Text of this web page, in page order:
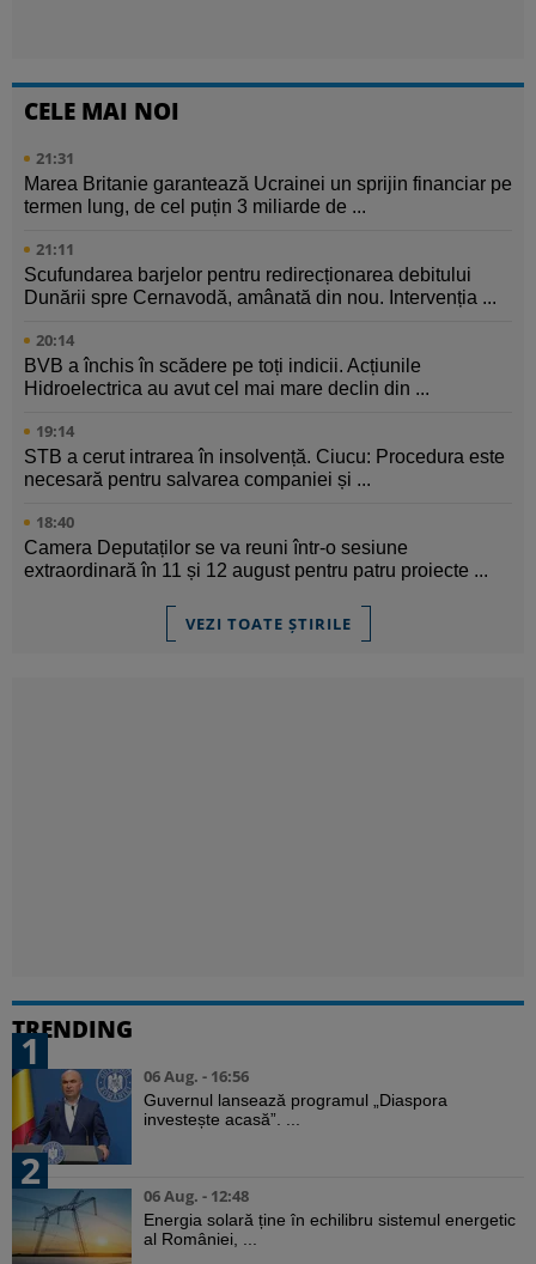
CELE MAI NOI
21:31
Marea Britanie garantează Ucrainei un sprijin financiar pe
termen lung, de cel puțin 3 miliarde de ...
21:11
Scufundarea barjelor pentru redirecționarea debitului
Dunării spre Cernavodă, amânată din nou. Intervenția ...
20:14
BVB a închis în scădere pe toți indicii. Acțiunile
Hidroelectrica au avut cel mai mare declin din ...
19:14
STB a cerut intrarea în insolvență. Ciucu: Procedura este
necesară pentru salvarea companiei și ...
18:40
Camera Deputaților se va reuni într-o sesiune
extraordinară în 11 și 12 august pentru patru proiecte ...
VEZI TOATE ȘTIRILE
TRENDING
1
06 Aug. - 16:56
Guvernul lansează programul „Diaspora
investește acasă”. ...
2
06 Aug. - 12:48
Energia solară ține în echilibru sistemul energetic
al României, ...